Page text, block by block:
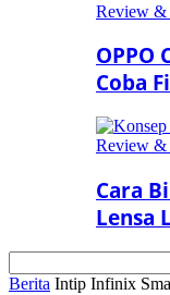
Review
OPPO
Coba
Review
Cara
Lensa
Berita Intip Infinix